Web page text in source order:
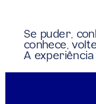
Se puder,
conhece,
A experiência